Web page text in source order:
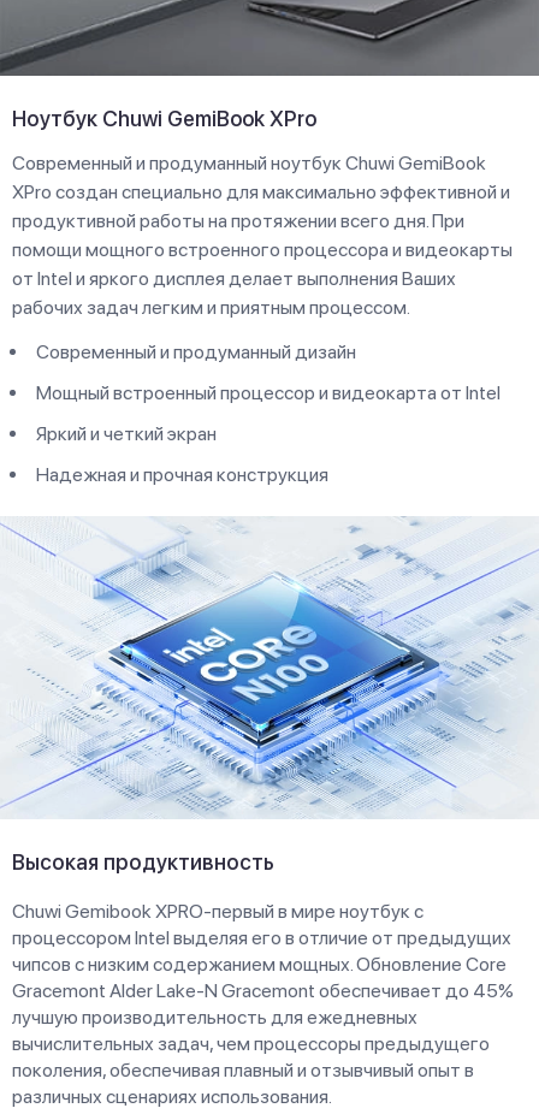
Ноутбук Chuwi GemiBook XPro
Современный и продуманный ноутбук Chuwi GemiBook
XPro создан специально для максимально эффективной и
продуктивной работы на протяжении всего дня. При
помощи мощного встроенного процессора и видеокарты
от Intel и яркого дисплея делает выполнения Ваших
рабочих задач легким и приятным процессом.
Современный и продуманный дизайн
Мощный встроенный процессор и видеокарта от Intel
Яркий и четкий экран
Надежная и прочная конструкция
Высокая продуктивность
Chuwi Gemibook XPRO-первый в мире ноутбук с
процессором Intel выделяя его в отличие от предыдущих
чипсов с низким содержанием мощных. Обновление Core
Gracemont Alder Lake-N Gracemont обеспечивает до 45%
лучшую производительность для ежедневных
вычислительных задач, чем процессоры предыдущего
поколения, обеспечивая плавный и отзывчивый опыт в
различных сценариях использования.